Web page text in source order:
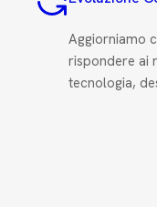
Aggiorniamo
rispondere ai
tecnologia,